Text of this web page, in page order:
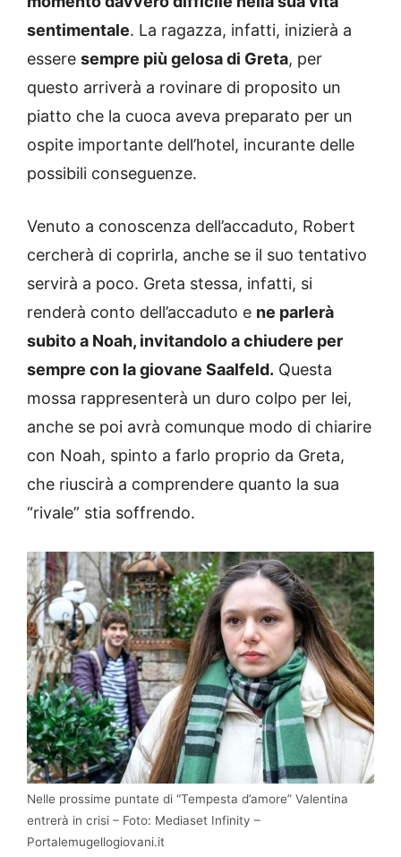
sentimentale. La ragazza, infatti, inizierà a
essere sempre più gelosa di Greta, per
questo arriverà a rovinare di proposito un
piatto che la cuoca aveva preparato per un
ospite importante dell’hotel, incurante delle
possibili conseguenze.
Venuto a conoscenza dell’accaduto, Robert
cercherà di coprirla, anche se il suo tentativo
servirà a poco. Greta stessa, infatti, si
renderà conto dell’accaduto e ne parlerà
subito a Noah, invitandolo a chiudere per
sempre con la giovane Saalfeld. Questa
mossa rappresenterà un duro colpo per lei,
anche se poi avrà comunque modo di chiarire
con Noah, spinto a farlo proprio da Greta,
che riuscirà a comprendere quanto la sua
“rivale” stia soffrendo.
Nelle prossime puntate di “Tempesta d’amore” Valentina
entrerà in crisi – Foto: Mediaset Infinity –
Portalemugellogiovani.it